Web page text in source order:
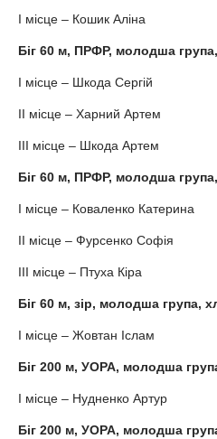
І місце – Кошик Аліна
Біг 60 м, ПРФР, молодша
І місце – Шкода Сергій
ІІ місце – Харний Артем
ІІІ місце – Шкода Артем
Біг 60 м, ПРФР, молодша група,
І місце – Коваленко Катерина
ІІ місце – Фурсенко Софія
ІІІ місце – Птуха Кіра
Біг 60 м, зір, молодша група,
І місце – Жовтан Іслам
Біг 200 м, УОРА, молодша
І місце – Нудненко Артур
Біг 200 м, УОРА, молодша